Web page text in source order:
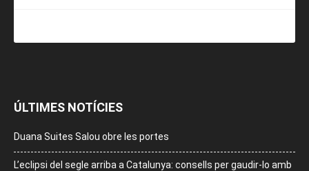
ÚLTIMES NOTÍCIES
Duana Suites Salou obre les portes
L’eclipsi del segle arriba a Catalunya: consells per gaudir-lo amb